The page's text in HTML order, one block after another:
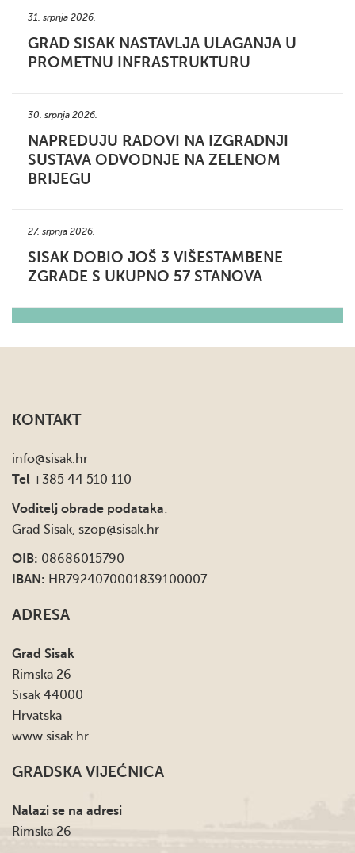
31. srpnja 2026.
GRAD SISAK NASTAVLJA ULAGANJA U
PROMETNU INFRASTRUKTURU
30. srpnja 2026.
NAPREDUJU RADOVI NA IZGRADNJI
SUSTAVA ODVODNJE NA ZELENOM
BRIJEGU
27. srpnja 2026.
SISAK DOBIO JOŠ 3 VIŠESTAMBENE
ZGRADE S UKUPNO 57 STANOVA
KONTAKT
info@sisak.hr
Tel +385 44 510 110
Voditelj obrade podataka:
Grad Sisak, szop@sisak.hr
OIB: 08686015790
IBAN: HR7924070001839100007
ADRESA
Grad Sisak
Rimska 26
Sisak 44000
Hrvatska
www.sisak.hr
GRADSKA VIJEĆNICA
Nalazi se na adresi
Rimska 26